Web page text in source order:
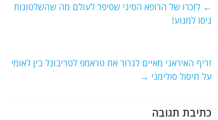
s
A
g
l
er
e
k
← לזכרו של הרופא הסיני שסיפר לעולם מה שהשלטונות
ניסו למנוע!
זריף האיראני מאיים לגרור את טראמפ לטריבונל בין לאומי
על חיסול סולימני →
כתיבת תגובה